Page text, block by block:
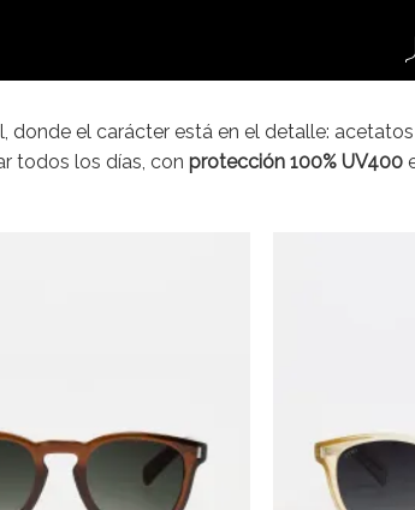
el carácter está en el detalle:
todos los días, con protección 100% UV400